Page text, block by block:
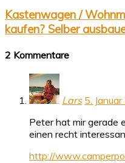
Kastenwagen /
kaufen? Selber
2 Kommentare
Lars 5.
Peter hat mir gerade
einen recht
http://